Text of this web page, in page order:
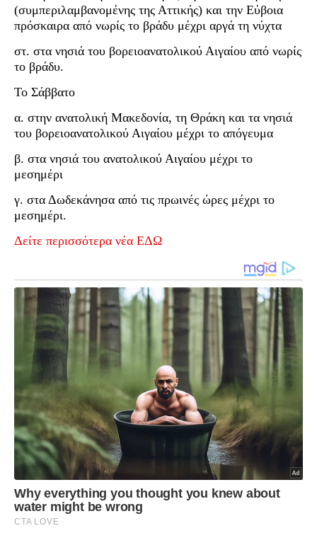
(συμπεριλαμβανομένης της Αττικής) και την Εύβοια
πρόσκαιρα από νωρίς το βράδυ μέχρι αργά τη νύχτα
στ. στα νησιά του βορειοανατολικού Αιγαίου από νωρίς
το βράδυ.
Το Σάββατο
α. στην ανατολική Μακεδονία, τη Θράκη και τα νησιά
του βορειοανατολικού Αιγαίου μέχρι το απόγευμα
β. στα νησιά του ανατολικού Αιγαίου μέχρι το
μεσημέρι
γ. στα Δωδεκάνησα από τις πρωινές ώρες μέχρι το
μεσημέρι.
Δείτε περισσότερα νέα ΕΔΩ